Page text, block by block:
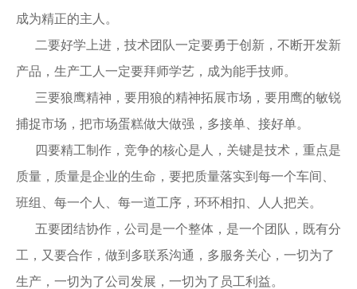
成为精正的主人。
二要好学上进，技术团队一定要勇于创新，不断开发新
产品，生产工人一定要拜师学艺，成为能手技师。
三要狼鹰精神，要用狼的精神拓展市场，要用鹰的敏锐
捕捉市场，把市场蛋糕做大做强，多接单、接好单。
四要精工制作，竞争的核心是人，关键是技术，重点是
质量，质量是企业的生命，要把质量落实到每一个车间、
班组、每一个人、每一道工序，环环相扣、人人把关。
五要团结协作，公司是一个整体，是一个团队，既有分
工，又要合作，做到多联系沟通，多服务关心，一切为了
生产，一切为了公司发展，一切为了员工利益。